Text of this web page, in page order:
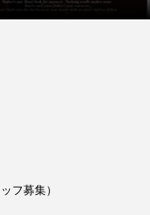
フ募集）